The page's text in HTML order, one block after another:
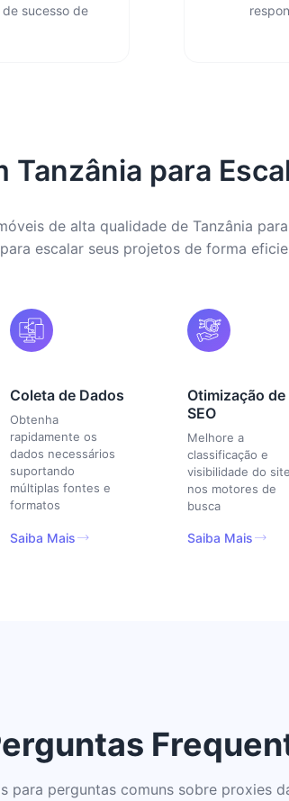
sucesso de
Tanzânia para
de alta qualidade de Tanzânia
para escalar seus projetos de forma
Coleta de Dados
Obtenha
rapidamente os
dados necessários
suportando
múltiplas fontes e
formatos
Saiba Mais
Otimização de
SEO
Melhore a
classificação e
visibilidade do site
nos motores de
busca
Saiba Mais
para perguntas comuns sobre proxies